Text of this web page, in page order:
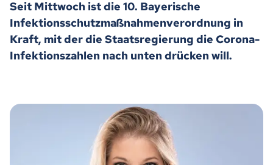
Seit Mittwoch ist die 10. Bayerische
Infektionsschutzmaßnahmenverordnung in
Kraft, mit der die Staatsregierung die Corona-
Infektionszahlen nach unten drücken will.